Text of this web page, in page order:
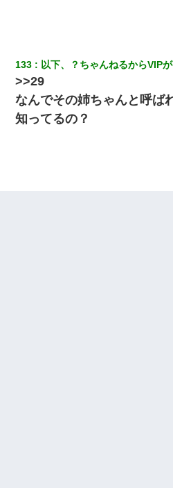
133 以下、？ちゃんねるからVIP
>>29
なんでその姉ちゃんと呼ば
知ってるの？